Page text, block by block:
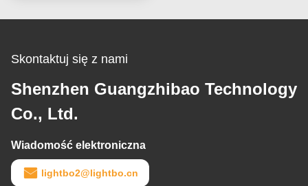
Skontaktuj się z nami
Shenzhen Guangzhibao Technology
Co., Ltd.
Wiadomość elektroniczna
lightbo2@lightbo.cn